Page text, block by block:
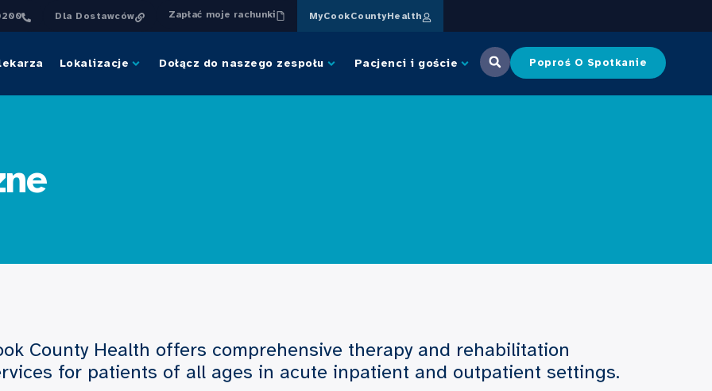
Dla Dostawców Zapłać moje rachunki MyCookCountyHealth
Lokalizacje Dołącz do naszego zespołu Pacjenci i goście Poproś O Spotkanie
County Health offers comprehensive therapy and rehabilitation
for patients of all ages in acute inpatient and outpatient settings.